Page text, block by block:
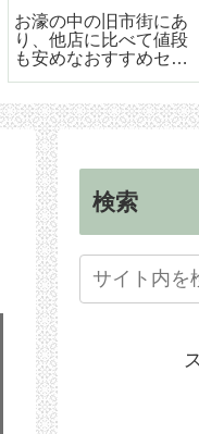
「90日レポート」を提
出する
検索